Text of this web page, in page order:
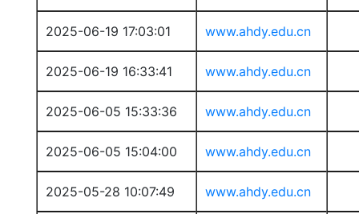
2025-06-19 17:03:01 www.ahdy.edu.cn
2025-06-19 16:33:41 www.ahdy.edu.cn
2025-06-05 15:33:36 www.ahdy.edu.cn
2025-06-05 15:04:00 www.ahdy.edu.cn
2025-05-28 10:07:49 www.ahdy.edu.cn